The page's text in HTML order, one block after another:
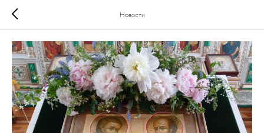
Новости